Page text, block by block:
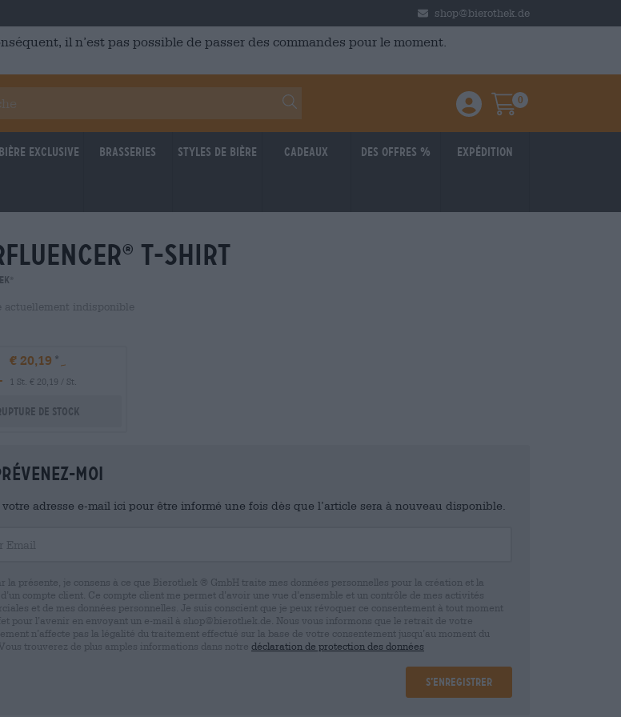
shop@bierothek.de
il n’est pas possible de passer des commandes pour le moment.
Einloggen / Anmelden
Warenkorb
0
Bière Exclusive Brasseries Styles de bière Cadeaux Des offres % Expédition
® t-shirt
actuellement indisponible
€ 20,19
-
1 St. € 20,19 / St.
de stock
moi
adresse e-mail ici pour être informé une fois dès que l’article sera à nouveau disponible.
la présente, je consens à ce que Bierothek ® GmbH traite mes données personnelles pour la création et la
compte client. Ce compte client me permet d’avoir une vue d’ensemble et un contrôle de mes activités
et de mes données personnelles. Je suis conscient que je peux révoquer ce consentement à tout moment
pour l’avenir en envoyant un e-mail à shop@bierothek.de. Nous vous informons que le retrait de votre
n’affecte pas la légalité du traitement effectué sur la base de votre consentement jusqu’au moment du
trouverez de plus amples informations dans notre déclaration de protection des données
S’enregistrer